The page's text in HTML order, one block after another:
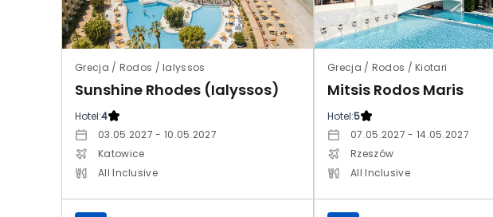
Grecja / Rodos / Ialyssos
Sunshine Rhodes (Ialyssos)
Hotel:4
03.05.2027 - 10.05.2027
Katowice
All Inclusive
Grecja / Rodos / Kiotari
Mitsis Rodos Maris
Hotel:5
07.05.2027 - 14.05.2027
Rzeszów
All Inclusive